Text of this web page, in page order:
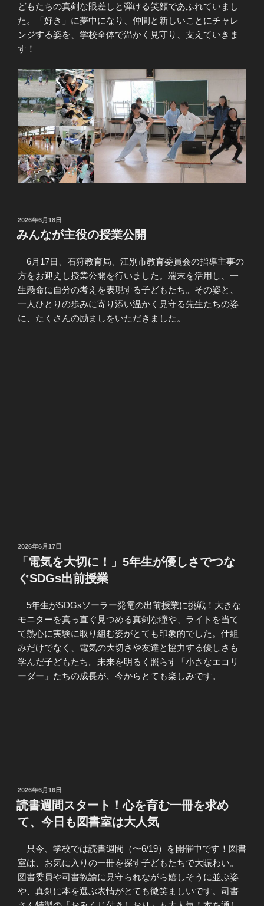
どもたちの真剣な眼差しと弾ける笑顔であふれていまし
た。「好き」に夢中になり、仲間と新しいことにチャレ
ンジする姿を、学校全体で温かく見守り、支えていきま
す！
投
稿
日:
2026年6月18日
みんなが主役の授業公開
6月17日、石狩教育局、江別市教育委員会の指導主事の
方をお迎えし授業公開を行いました。端末を活用し、一
生懸命に自分の考えを表現する子どもたち。その姿と、
一人ひとりの歩みに寄り添い温かく見守る先生たちの姿
に、たくさんの励ましをいただきました。
投
2026年6月17日
「電気を大切に！」5年生が優しさでつな
ぐSDGs出前授業
5年生がSDGsソーラー発電の出前授業に挑戦！大きな
モニターを真っ直ぐ見つめる真剣な瞳や、ライトを当て
て熱心に実験に取り組む姿がとても印象的でした。仕組
みだけでなく、電気の大切さや友達と協力する優しさも
学んだ子どもたち。未来を明るく照らす「小さなエコリ
ーダー」たちの成長が、今からとても楽しみです。
投
稿
日:
2026年6月16日
読書週間スタート！心を育む一冊を求め
て、今日も図書室は大人気
只今、学校では読書週間（〜6/19）を開催中です！図書
室は、お気に入りの一冊を探す子どもたちで大賑わい。
図書委員や司書教諭に見守られながら嬉しそうに並ぶ姿
や、真剣に本を選ぶ表情がとても微笑ましいです。司書